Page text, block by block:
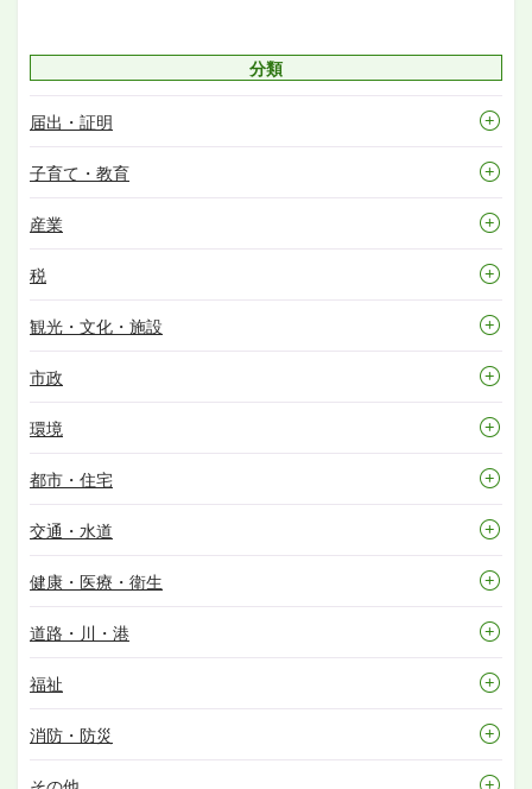
分類
届出・証明
子育て・教育
産業
税
観光・文化・施設
市政
環境
都市・住宅
交通・水道
健康・医療・衛生
道路・川・港
福祉
消防・防災